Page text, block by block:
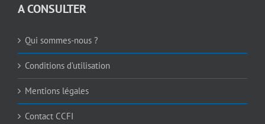
A CONSULTER
Qui sommes-nous ?
Conditions d’utilisation
Mentions légales
Contact CCFI